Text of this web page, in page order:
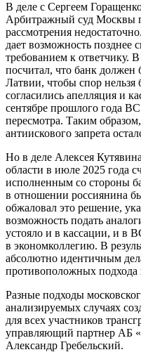
В деле с Сергеем
Арбитражный суд Москвы
рассмотрения
дает возможность позднее
требованием к ответчику.
посчитал, что банк должен
Латвии, чтобы спор
согласились апелляция и
сентябре прошлого года
пересмотра. Таким
антиискового запрета
Но в деле Алексея
области в июле 2025 года
исполненным со стороны
в отношении россиянина
обжаловал это решение,
возможность подать
устояло и в кассации, и в
в экономколлегию. В
абсолютно идентичным
противоположных подхода
Разные подходы
анализируемых случаях
для всех участников
управляющий партнер АБ
Александр Гребельский.